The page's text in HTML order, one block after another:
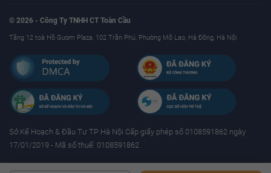
© 2026 - Công Ty TNHH CT Toàn Cầu
Tầng 12 toà Hồ Gươm Plaza, 102 Trần Phú, Phường Mộ Lao, Hà Đông, Hà Nội
Sở Kế Hoạch & Ðầu Tư TP Hà Nội Cấp giấy phép số 0108591862 ngày
17/01/2019 - Mã số thuế: 0108591862